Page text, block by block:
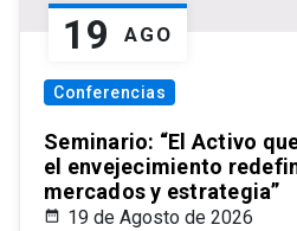
19 AGO
Conferencias
Seminario: “El Activo
el envejecimiento
mercados y estrategia”
19 de Agosto de 2026